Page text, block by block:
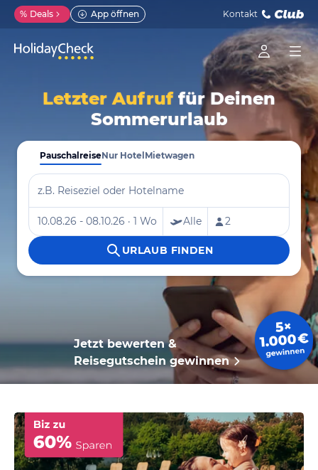
% Deals App öffnen Kontakt
Letzter Aufruffür Deinen
Sommerurlaub
Jetzt bewerten &
Reisegutschein gewinnen